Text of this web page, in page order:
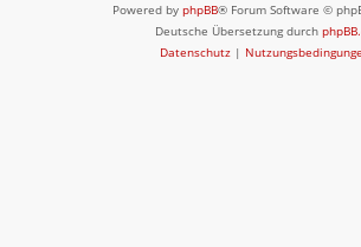
Powered by phpBB® Forum Software ©
Deutsche Übersetzung durch
Datenschutz |